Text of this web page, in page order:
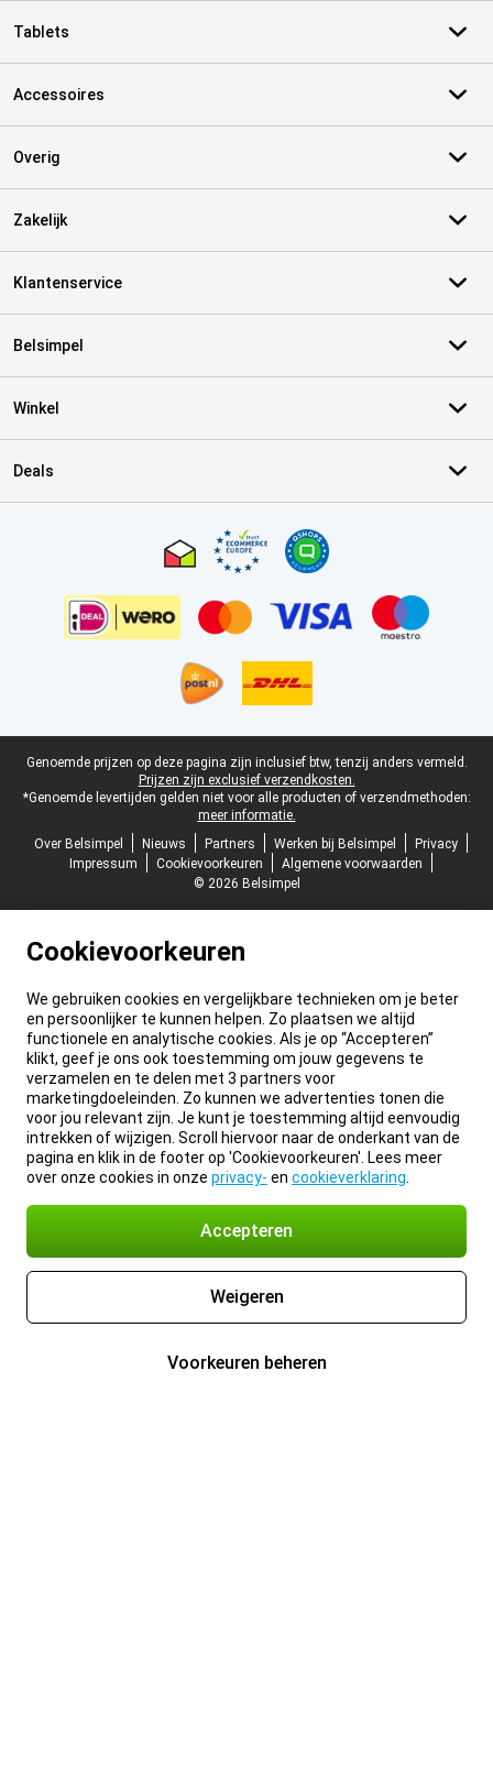
Tablets
Accessoires
Overig
Zakelijk
Klantenservice
Belsimpel
Winkel
Deals
Juridische voettekst
Genoemde prijzen op deze pagina zijn inclusief btw, tenzij anders vermeld.
Prijzen zijn exclusief verzendkosten.
*Genoemde levertijden gelden niet voor alle producten of verzendmethoden:
meer informatie.
Over Belsimpel
Nieuws Partners Werken bij Belsimpel
Privacy
Impressum
Cookievoorkeuren
Algemene voorwaarden
© 2026 Belsimpel
Cookievoorkeuren
We gebruiken cookies en vergelijkbare technieken om je beter
en persoonlijker te kunnen helpen. Zo plaatsen we altijd
functionele en analytische cookies. Als je op “Accepteren”
klikt, geef je ons ook toestemming om jouw gegevens te
verzamelen en te delen met 3 partners voor
marketingdoeleinden. Zo kunnen we advertenties tonen die
voor jou relevant zijn. Je kunt je toestemming altijd eenvoudig
intrekken of wijzigen. Scroll hiervoor naar de onderkant van de
pagina en klik in de footer op 'Cookievoorkeuren'. Lees meer
over onze cookies in onze privacy- en cookieverklaring
Accepteren
Weigeren
Voorkeuren beheren